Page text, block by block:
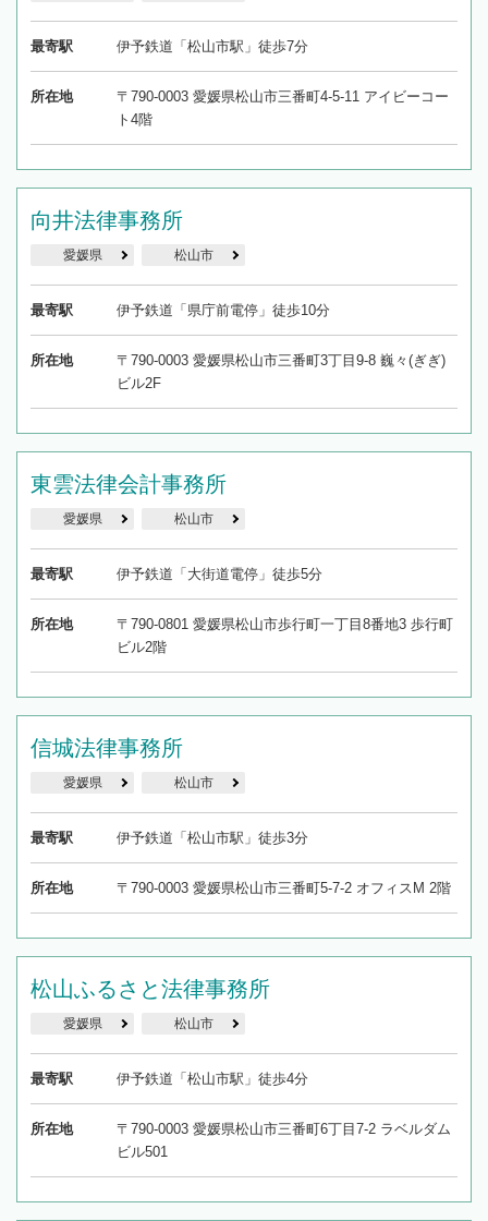
最寄駅 伊予鉄道「松山市駅」徒歩7分
所在地
〒790-0003 愛媛県松山市三番町4-5-11 アイビーコー
ト4階
向井法律事務所
愛媛県 松山市
最寄駅 伊予鉄道「県庁前電停」徒歩10分
所在地
〒790-0003 愛媛県松山市三番町3丁目9-8 巍々(ぎぎ)
ビル2F
東雲法律会計事務所
愛媛県 松山市
最寄駅 伊予鉄道「大街道電停」徒歩5分
所在地
〒790-0801 愛媛県松山市歩行町一丁目8番地3 歩行町
ビル2階
信城法律事務所
愛媛県 松山市
最寄駅 伊予鉄道「松山市駅」徒歩3分
所在地 〒790-0003 愛媛県松山市三番町5-7-2 オフィスM 2階
松山ふるさと法律事務所
愛媛県 松山市
最寄駅 伊予鉄道「松山市駅」徒歩4分
所在地
〒790-0003 愛媛県松山市三番町6丁目7-2 ラベルダム
ビル501